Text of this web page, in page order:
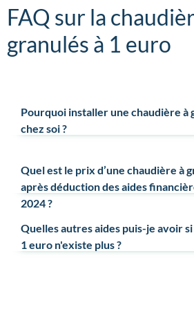
FAQ sur la
granulés à 1 euro
Pourquoi installer une chaudière à
chez soi ?
Quel est le prix d’une chaudière à
après déduction des aides
2024 ?
Quelles autres aides puis-je avoir
1 euro n'existe plus ?